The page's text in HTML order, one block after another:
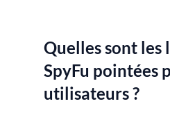
Quelles sont les
SpyFu pointées
utilisateurs ?